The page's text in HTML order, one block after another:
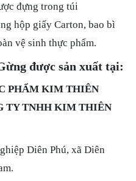
đựng trong túi
hộp giấy Carton, bao bì
vệ sinh thực phẩm.
được sản xuất tại:
PHẨM KIM THIÊN
TY TNHH KIM THIÊN
Diên Phú, xã Diên